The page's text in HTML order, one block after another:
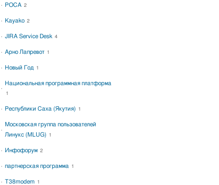
РОСА 2
Kayako 2
JIRA Service Desk 4
Арно Лапревот 1
Новый Год 1
Национальная программная платформа
1
Республики Саха (Якутия) 1
Московская группа пользователей
Линукс (MLUG)
1
Инфофорум 2
партнерская программа 1
T38modem 1